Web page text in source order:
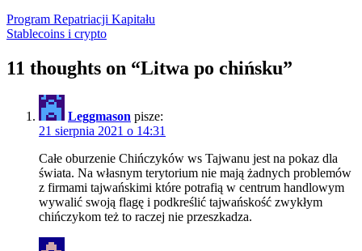
Program Repatriacji Kapitału
Stablecoins i crypto
11 thoughts on “Litwa po chińsku”
Leggmason pisze:
21 sierpnia 2021 o 14:31
Całe oburzenie Chińczyków ws Tajwanu jest na pokaz dla
świata. Na własnym terytorium nie mają żadnych problemów
z firmami tajwańskimi które potrafią w centrum handlowym
wywalić swoją flagę i podkreślić tajwańskość zwykłym
chińczykom też to raczej nie przeszkadza.